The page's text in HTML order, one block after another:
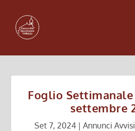
Foglio Settimanale
settembre
Set 7, 2024| Annunci Avvisi